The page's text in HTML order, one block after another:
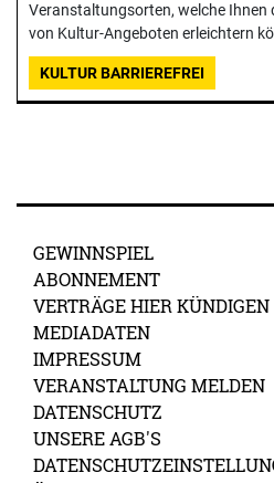
Veranstaltungsorten, welche Ihnen
von Kultur-Angeboten erleichtern
KULTUR BARRIEREFREI
GEWINNSPIEL
ABONNEMENT
VERTRÄGE HIER KÜNDIGEN
MEDIADATEN
IMPRESSUM
VERANSTALTUNG MELDEN
DATENSCHUTZ
UNSERE AGB'S